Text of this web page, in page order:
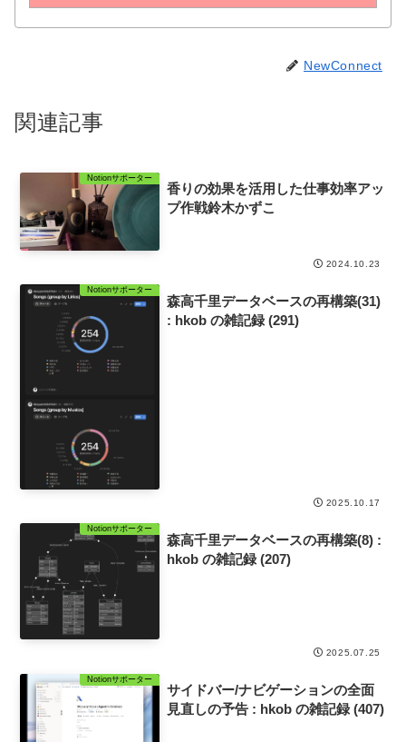
NewConnect
関連記事
Notionサポーター
香りの効果を活用した仕事効率アッ
プ作戦鈴木かずこ
2024.10.23
Notionサポーター
森高千里データベースの再構築(31)
: hkob の雑記録 (291)
2025.10.17
Notionサポーター
森高千里データベースの再構築(8) :
hkob の雑記録 (207)
2025.07.25
Notionサポーター
サイドバー/ナビゲーションの全面
見直しの予告 : hkob の雑記録 (407)